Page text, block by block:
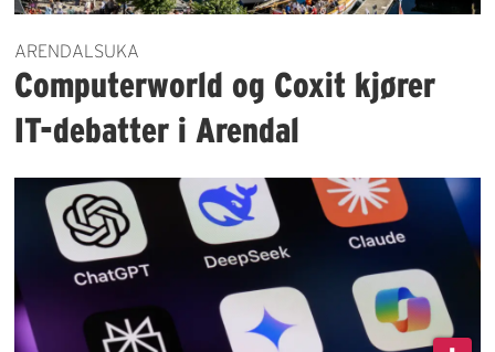
ARENDALSUKA
Computerworld og Coxit kjører
IT-debatter i Arendal